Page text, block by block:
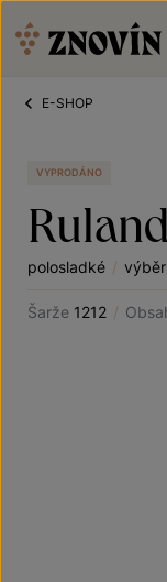
E-SHOP
VYPRODÁNO
polosladké / výběr
Šarže 1212 /